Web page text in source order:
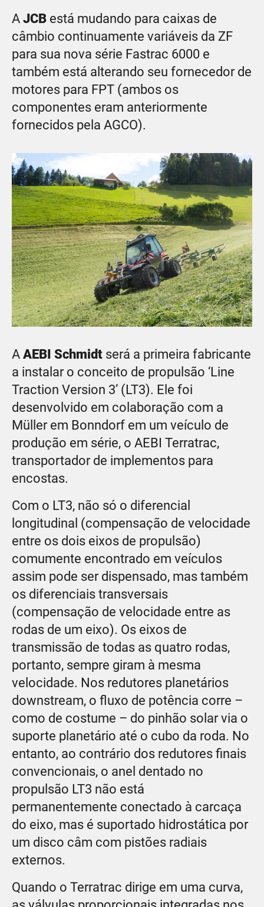
A JCB está mudando para caixas de
câmbio continuamente variáveis da ZF
para sua nova série Fastrac 6000 e
também está alterando seu fornecedor de
motores para FPT (ambos os
componentes eram anteriormente
fornecidos pela AGCO).
A AEBI Schmidt será a primeira fabricante
a instalar o conceito de propulsão ‘Line
Traction Version 3’ (LT3). Ele foi
desenvolvido em colaboração com a
Müller em Bonndorf em um veículo de
produção em série, o AEBI Terratrac,
transportador de implementos para
encostas.
Com o LT3, não só o diferencial
longitudinal (compensação de velocidade
entre os dois eixos de propulsão)
comumente encontrado em veículos
assim pode ser dispensado, mas também
os diferenciais transversais
(compensação de velocidade entre as
rodas de um eixo). Os eixos de
transmissão de todas as quatro rodas,
portanto, sempre giram à mesma
velocidade. Nos redutores planetários
downstream, o fluxo de potência corre –
como de costume – do pinhão solar via o
suporte planetário até o cubo da roda. No
entanto, ao contrário dos redutores finais
convencionais, o anel dentado no
propulsão LT3 não está
permanentemente conectado à carcaça
do eixo, mas é suportado hidrostática por
um disco câm com pistões radiais
externos.
Quando o Terratrac dirige em uma curva,